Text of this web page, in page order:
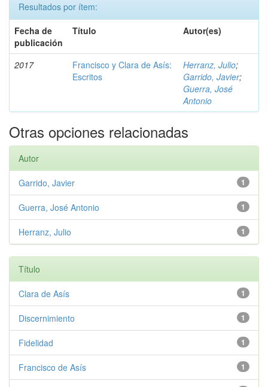
Resultados por ítem:
Fecha de
publicación
Título Autor(es)
2017
Francisco y Clara de Asís:
Escritos
Herranz, Julio;
Garrido, Javier;
Guerra, José
Antonio
Otras opciones relacionadas
Autor
1
Garrido, Javier
1
Guerra, José Antonio
1
Herranz, Julio
Título
1
Clara de Asís
1
Discernimiento
1
Fidelidad
1
Francisco de Asís